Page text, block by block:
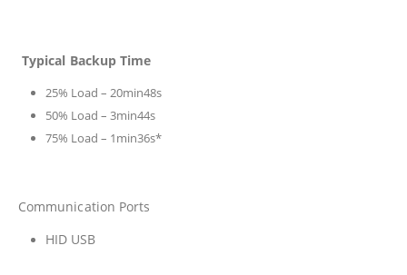
Typical Backup Time
25% Load – 20min48s
50% Load – 3min44s
75% Load – 1min36s*
Communication Ports
HID USB